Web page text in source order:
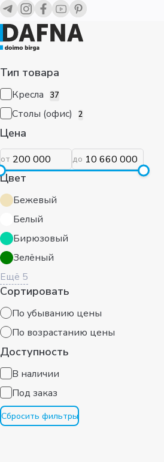
Столы (офис)
Цена
от до
Цвет
Белый
Бирюзовый
Зелёный
Ещё 5
Сортировать
По убыванию цены
По возрaстанию цены
Доступность
В наличии
Под заказ
Сбросить фильтры
Dafna / Хиты продаж